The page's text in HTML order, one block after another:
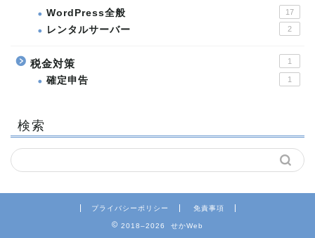
WordPress全般 17
レンタルサーバー 2
税金対策 1
確定申告 1
検索
プライバシーポリシー 免責事項
2018–2026 せかWeb